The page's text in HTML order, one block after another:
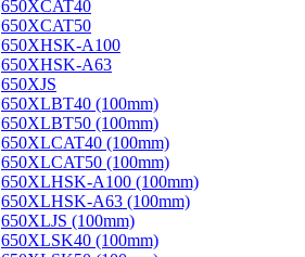
650XCAT40
650XCAT50
650XHSK-A100
650XHSK-A63
650XJS
650XLBT40 (100mm)
650XLBT50 (100mm)
650XLCAT40 (100mm)
650XLCAT50 (100mm)
650XLHSK-A100 (100mm)
650XLHSK-A63 (100mm)
650XLJS (100mm)
650XLSK40 (100mm)